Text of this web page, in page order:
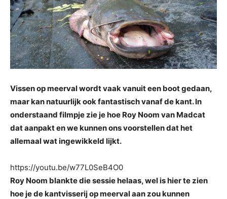
Vissen op meerval wordt vaak vanuit een boot gedaan,
maar kan natuurlijk ook fantastisch vanaf de kant. In
onderstaand filmpje zie je hoe Roy Noom van Madcat
dat aanpakt en we kunnen ons voorstellen dat het
allemaal wat ingewikkeld lijkt.
https://youtu.be/w77L0SeB4O0
Roy Noom blankte die sessie helaas, wel is hier te zien
hoe je de kantvisserij op meerval aan zou kunnen